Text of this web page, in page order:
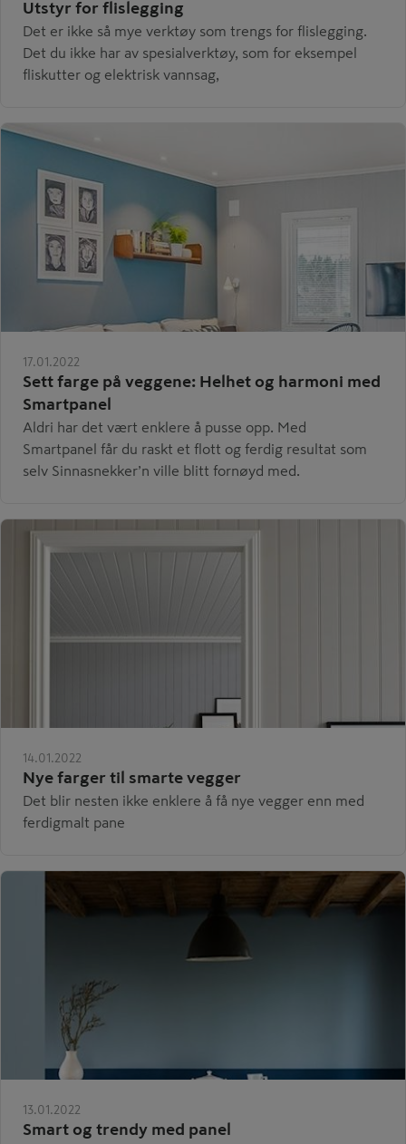
Utstyr for flislegging
Det er ikke så mye verktøy som trengs for flislegging.
Det du ikke har av spesialverktøy, som for eksempel
fliskutter og elektrisk vannsag,
17.01.2022
Sett farge på veggene: Helhet og harmoni med
Smartpanel
Aldri har det vært enklere å pusse opp. Med
Smartpanel får du raskt et flott og ferdig resultat som
selv Sinnasnekker’n ville blitt fornøyd med.
14.01.2022
Nye farger til smarte vegger
Det blir nesten ikke enklere å få nye vegger enn med
ferdigmalt pane
13.01.2022
Smart og trendy med panel